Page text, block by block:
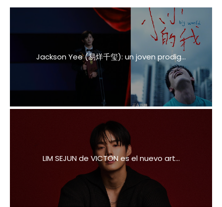
Jackson Yee (易烊千玺): un joven prodig...
LIM SEJUN de VICTON es el nuevo art...